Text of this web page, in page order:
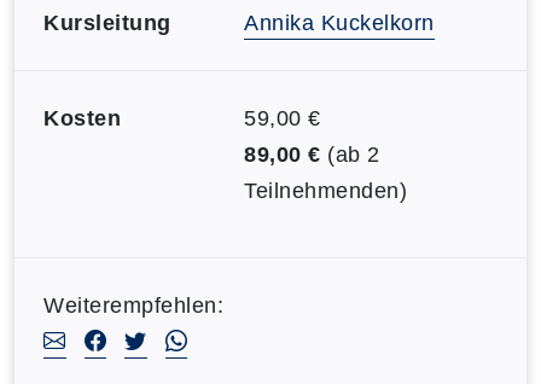
Kursleitung Annika Kuckelkorn
Kosten
59,00 €
89,00 € (ab 2
Teilnehmenden)
Weiterempfehlen: